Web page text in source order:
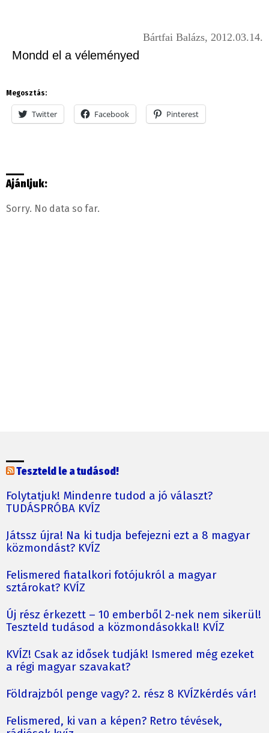
Bártfai Balázs, 2012.03.14.
Mondd el a véleményed
Megosztás:
Twitter Facebook Pinterest
Ajánljuk:
Sorry. No data so far.
Teszteld le a tudásod!
Folytatjuk! Mindenre tudod a jó választ?
TUDÁSPRÓBA KVÍZ
Játssz újra! Na ki tudja befejezni ezt a 8 magyar
közmondást? KVÍZ
Felismered fiatalkori fotójukról a magyar
sztárokat? KVÍZ
Új rész érkezett – 10 emberből 2-nek nem sikerül!
Teszteld tudásod a közmondásokkal! KVÍZ
KVÍZ! Csak az idősek tudják! Ismered még ezeket
a régi magyar szavakat?
Földrajzból penge vagy? 2. rész 8 KVÍZkérdés vár!
Felismered, ki van a képen? Retro tévések,